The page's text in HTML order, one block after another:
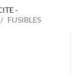
-
FUSIBLES